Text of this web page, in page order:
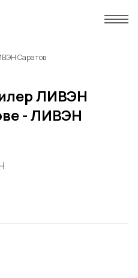
Саратов
ЛИВЭН
- ЛИВЭН